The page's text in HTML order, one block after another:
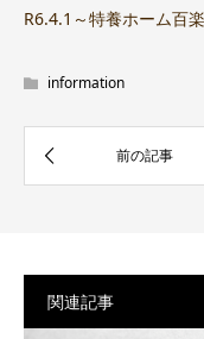
R6.4.1～特養ホーム百
information
関連記事